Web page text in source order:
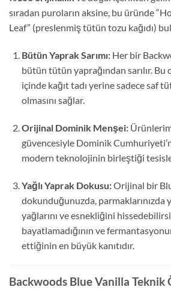
sıradan puroların aksine, bu üründe
Leaf” (preslenmiş tütün tozu kağıdı)
Bütün Yaprak Sarımı:Her bir
bütün tütün yaprağından sarılır. Bu
içinde kağıt tadı yerine sadece saf
olmasını sağlar.
Orijinal Dominik Menşei:
güvencesiyle Dominik
modern teknolojinin birleştiği
Yağlı Yaprak Dokusu:Orijinal bir
dokunduğunuzda, parmaklarınızda
yağlarını ve esnekliğini
bayatlamadığının ve
ettiğinin en büyük kanıtıdır.
Backwoods Blue Vanilla Teknik